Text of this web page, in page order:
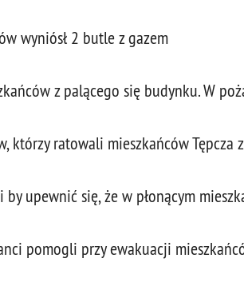
wyniósł 2 butle z gazem
z palącego się budynku. W
którzy ratowali mieszkańców Tępcza
upewnić się, że w płonącym
pomogli przy ewakuacji